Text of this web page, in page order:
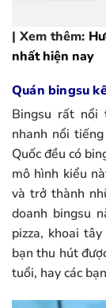
| Xem thêm:
nhất hiện nay
Quán bingsu
Bingsu rất nổi
nhanh nổi
Quốc đều có
mô hình kiểu
và trở thành
doanh bingsu
pizza, khoai
bạn thu hút
tuổi, hay các